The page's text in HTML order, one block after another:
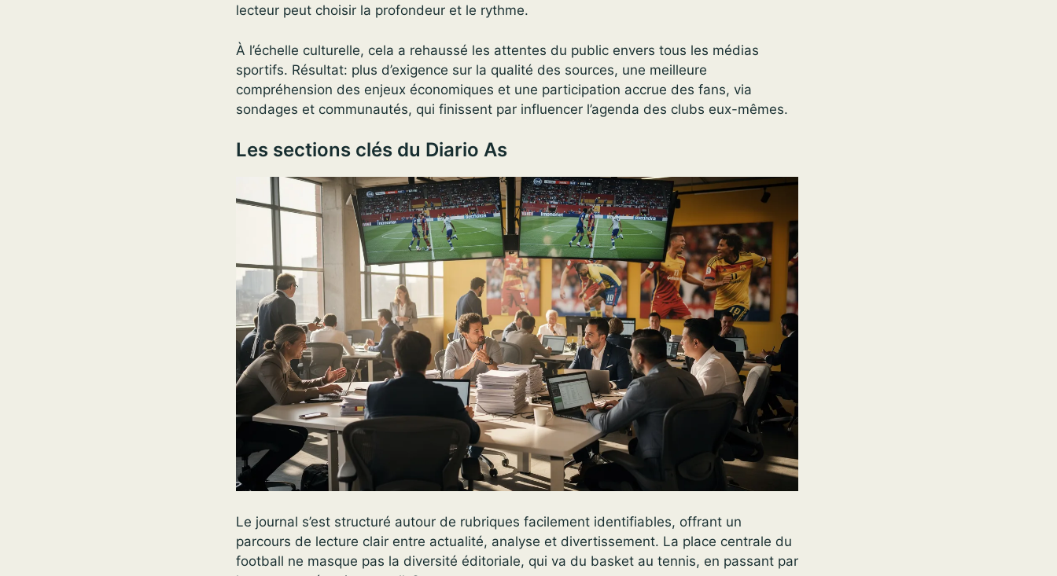
lecteur peut choisir la profondeur et le rythme.
À l’échelle culturelle, cela a rehaussé les attentes du public envers tous les médias
sportifs. Résultat: plus d’exigence sur la qualité des sources, une meilleure
compréhension des enjeux économiques et une participation accrue des fans, via
sondages et communautés, qui finissent par influencer l’agenda des clubs eux-mêmes.
Les sections clés du Diario As
Le journal s’est structuré autour de rubriques facilement identifiables, offrant un
parcours de lecture clair entre actualité, analyse et divertissement. La place centrale du
football ne masque pas la diversité éditoriale, qui va du basket au tennis, en passant par